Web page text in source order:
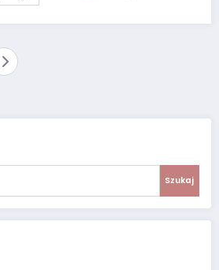
Szukaj